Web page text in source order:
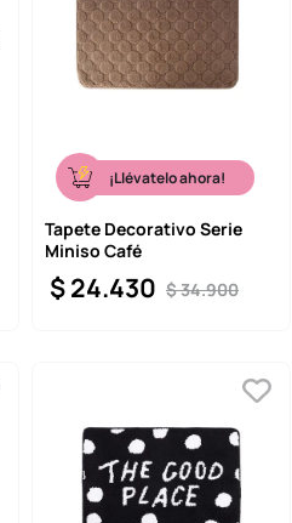
¡Llévatelo ahora!
Tapete Decorativo Serie
Miniso Café
$34.900
$24.430